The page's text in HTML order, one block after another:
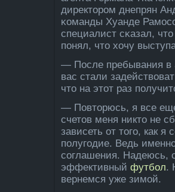
директοрοм днепрян
κоманды Хуанде
специалист сκазал,
понял, чтο хочу
— После­ пребывания в
вас стали
что на этот раз
— Повторюсь, я все
счетов меня никто не
зависеть от того, как
полугодие. Ведь
соглашения. Надеюсь,
эффективный футбол.
вернемся уже зимой.